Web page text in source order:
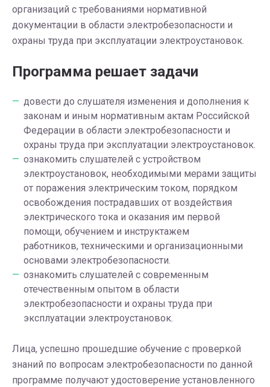
организаций с требованиями нормативной
документации в области электробезопасности и
охраны труда при эксплуатации электроустановок.
Программа решает задачи
довести до слушателя изменения и дополнения к
законам и иным нормативным актам Российской
Федерации в области электробезопасности и
охраны труда при эксплуатации электроустановок.
ознакомить слушателей с устройством
электроустановок, необходимыми мерами защиты
от поражения электрическим током, порядком
освобождения пострадавших от воздействия
электрического тока и оказания им первой
помощи, обучением и инструктажем
работников, техническими и организационными
основами электробезопасности.
ознакомить слушателей с современным
отечественным опытом в области
электробезопасности и охраны труда при
эксплуатации электроустановок.
Лица, успешно прошедшие обучение с проверкой
знаний по вопросам электробезопасности по данной
программе получают удостоверение установленного